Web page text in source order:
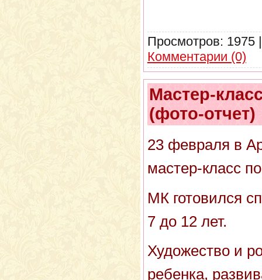
Просмотров: 1975
Комментарии (0)
Мастер-
(фото-отчет)
23 февраля в
мастер-класс
МК готовился
7 до 12 лет.
Художество и
ребенка,